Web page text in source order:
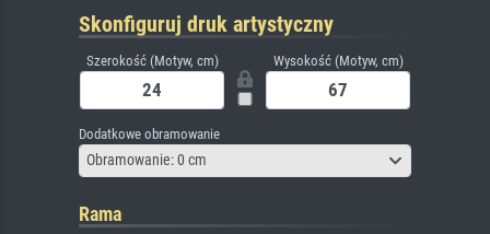
Skonfiguruj druk artystyczny
Szerokość (Motyw, cm) Wysokość (Motyw, cm)
Dodatkowe obramowanie
Obramowanie: 0 cm
Rama